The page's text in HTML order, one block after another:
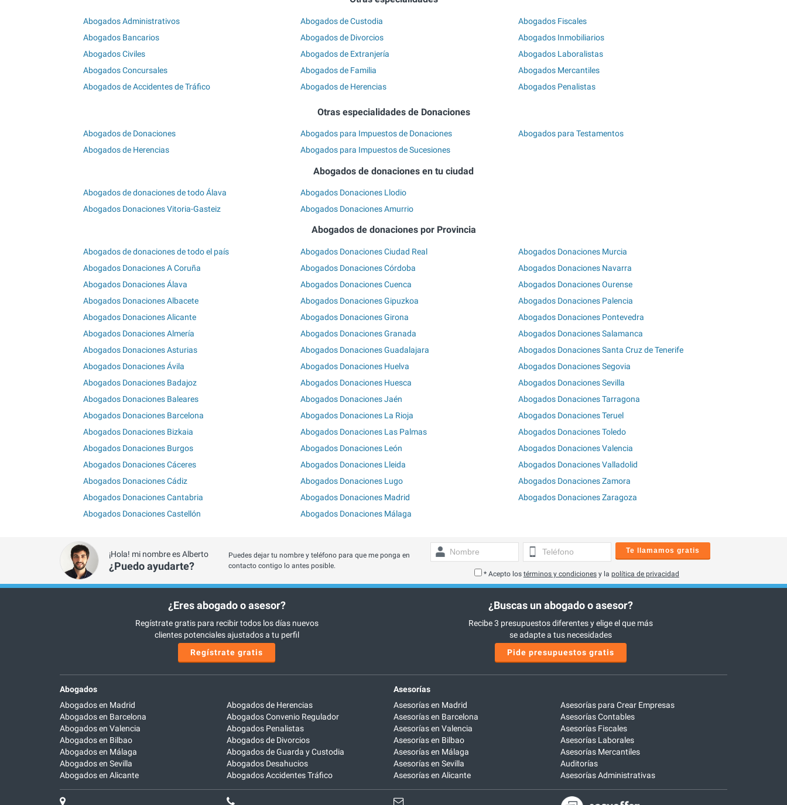
Abogados Administrativos
Abogados Bancarios
Abogados Civiles
Abogados Concursales
Abogados de Accidentes de Tráfico
Abogados de Custodia
Abogados de Divorcios
Abogados de Extranjería
Abogados de Familia
Abogados de Herencias
Abogados Fiscales
Abogados Inmobiliarios
Abogados Laboralistas
Abogados Mercantiles
Abogados Penalistas
Otras especialidades de Donaciones
Abogados de Donaciones
Abogados de Herencias
Abogados para Impuestos de Donaciones
Abogados para Impuestos de Sucesiones
Abogados para Testamentos
Abogados de donaciones en tu ciudad
Abogados de donaciones de todo Álava
Abogados Donaciones Vitoria-Gasteiz
Abogados Donaciones Llodio
Abogados Donaciones Amurrio
Abogados de donaciones por Provincia
Abogados de donaciones de todo el país
Abogados Donaciones A Coruña
Abogados Donaciones Álava
Abogados Donaciones Albacete
Abogados Donaciones Alicante
Abogados Donaciones Almería
Abogados Donaciones Asturias
Abogados Donaciones Ávila
Abogados Donaciones Badajoz
Abogados Donaciones Baleares
Abogados Donaciones Barcelona
Abogados Donaciones Bizkaia
Abogados Donaciones Burgos
Abogados Donaciones Cáceres
Abogados Donaciones Cádiz
Abogados Donaciones Cantabria
Abogados Donaciones Castellón
Abogados Donaciones Ciudad Real
Abogados Donaciones Córdoba
Abogados Donaciones Cuenca
Abogados Donaciones Gipuzkoa
Abogados Donaciones Girona
Abogados Donaciones Granada
Abogados Donaciones Guadalajara
Abogados Donaciones Huelva
Abogados Donaciones Huesca
Abogados Donaciones Jaén
Abogados Donaciones La Rioja
Abogados Donaciones Las Palmas
Abogados Donaciones León
Abogados Donaciones Lleida
Abogados Donaciones Lugo
Abogados Donaciones Madrid
Abogados Donaciones Málaga
Abogados Donaciones Murcia
Abogados Donaciones Navarra
Abogados Donaciones Ourense
Abogados Donaciones Palencia
Abogados Donaciones Pontevedra
Abogados Donaciones Salamanca
Abogados Donaciones Santa Cruz de Tenerife
Abogados Donaciones Segovia
Abogados Donaciones Sevilla
Abogados Donaciones Tarragona
Abogados Donaciones Teruel
Abogados Donaciones Toledo
Abogados Donaciones Valencia
Abogados Donaciones Valladolid
Abogados Donaciones Zamora
Abogados Donaciones Zaragoza
¡Hola! mi nombre es Alberto
¿Puedo ayudarte?
Puedes dejar tu nombre y teléfono para que me ponga en
contacto contigo lo antes posible.
Te llamamos gratis
* Acepto los términos y condicionesy la política de privacidad
¿Eres abogado o asesor?
Regístrate gratis para recibir todos los días nuevos
clientes potenciales ajustados a tu perfil
Regístrate gratis
¿Buscas un abogado o asesor?
Recibe 3 presupuestos diferentes y elige el que más
se adapte a tus necesidades
Pide presupuestos gratis
Abogados
Abogados en Madrid
Abogados en Barcelona
Abogados en Valencia
Abogados en Bilbao
Abogados en Málaga
Abogados en Sevilla
Abogados en Alicante
Abogados de Herencias
Abogados Convenio Regulador
Abogados Penalistas
Abogados de Divorcios
Abogados de Guarda y Custodia
Abogados Desahucios
Abogados Accidentes Tráfico
Asesorías
Asesorías en Madrid
Asesorías en Barcelona
Asesorías en Valencia
Asesorías en Bilbao
Asesorías en Málaga
Asesorías en Sevilla
Asesorías en Alicante
Asesorías para Crear Empresas
Asesorías Contables
Asesorías Fiscales
Asesorías Laborales
Asesorías Mercantiles
Auditorías
Asesorías Administrativas